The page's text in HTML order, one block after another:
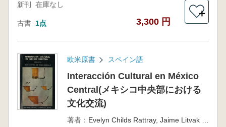
新刊 在庫なし
古書 1点 3,300 円
＋
欧米原書 スペイン語
Interacción Cultural en México
Central(メキシコ中央部における
文化交流)
著者：